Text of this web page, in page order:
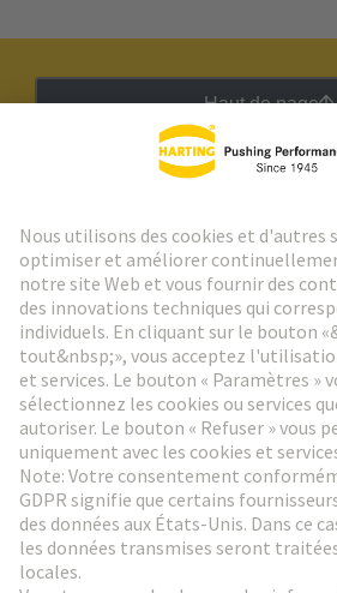
Haut de page
Aller à l'inscription
Social Media